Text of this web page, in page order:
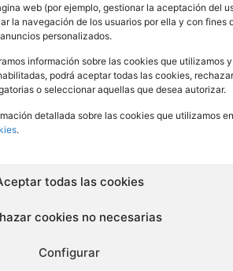
web (por ejemplo, gestionar la aceptación del
la navegación de los usuarios por ella y con fines
personalizados.
información sobre las cookies que utilizamos
podrá aceptar todas las cookies, rechazar
o seleccionar aquellas que desea autorizar.
detallada sobre las cookies que utilizamos en
.
todas las cookies
cookies no necesarias
Configurar
por addicional.com